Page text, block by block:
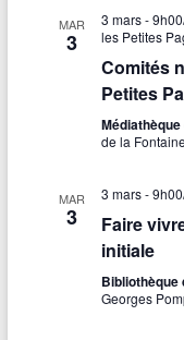
MAR
3
3 mars - 9h00
les Petites
Comités
Petites
de la
MAR
3
3 mars - 9h00
Faire
initiale
Bibliothèque
Georges